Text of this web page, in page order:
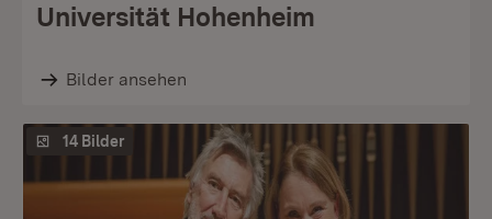
Universität Hohenheim
Bilder ansehen
14 Bilder